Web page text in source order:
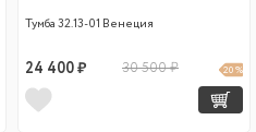
Тумба 32.13-01 Венеция
24 400 ₽ 30 500 ₽ 20 %